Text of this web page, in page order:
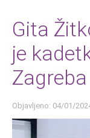
Gita
je
Objavljeno: 04/01/